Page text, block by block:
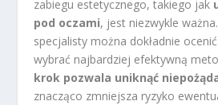
zabiegu estetycznego, takiego jak
pod oczami, jest niezwykle
specjalisty można dokładnie
wybrać najbardziej efektywną
krok pozwala uniknąć
znacząco zmniejsza ryzyko